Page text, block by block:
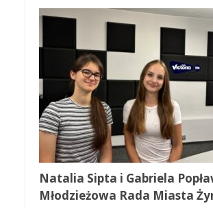
Natalia Sipta i Gabriela
Młodzieżowa Rada Miasta